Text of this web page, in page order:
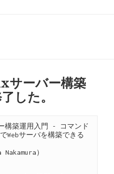
ーバー構築
した。
構築運用入門 - コマンド
Webサーバを構築できる
）